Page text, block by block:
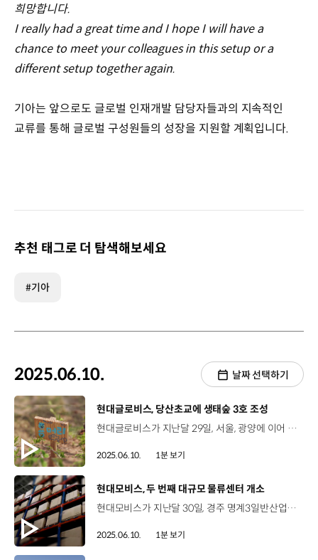
희망합니다.
I really had a great time and I hope I will have a
chance to meet your colleagues in this setup or a
different setup together again.
기아는 앞으로도 글로벌 인재개발 담당자들과의 지속적인
교류를 통해 글로벌 구성원들의 성장을 지원할 계획입니다.
추천 태그로 더 탐색해보세요
#기아
2025.06.10. 날짜 선택하기
[동영상]
현대글로비스, 당산초교에 생태숲 3호 조성
현대글로비스가 지난달 29일, 서울, 광양에 이어 충남 당진 사업장 인근 초등학교에 세 번째 ‘현대글로비스 생태숲’을 조성했습니다. 학교 생태숲은 지역사회와 함께하고, 생물 다양성을 보전하기 위한 사회공헌활동의 일환인데요. 당진 영업소 직원 봉사단은 당산초등학교 학생들과 교내 유휴 부지에 우리나라 멸종위기종 및 자생식물과 탄소를 흡수하는 관목, 수목 등 50여 종의 식물을 심고, 기후변화 및 생물 다양성, 생태숲의 역할 등을 살피는 환경보호 교육도 함께 진행했습니다.
2025.06.10. 1분 보기
[동영상]
현대모비스, 두 번째 대규모 물류센터 개소
현대모비스가 지난달 30일, 경주 명계3일반산업단지에 영남 지역 3개의 물류 거점을 통합한 통합물류센터를 구축하고 개소식을 열었습니다. 영남물류센터는 영남 지역 270개 생산협력사로부터 부품을 공급받아, 152개 차종의 약 17만 5천 개 품목을 관리하는데요. 축구장 11개 규모의 물류 허브로 A/S 부품의 입고와 저장, 출고 작업을 자동화해 물류관리 효율성을 높이고, 전국에 신속하고 안정성 있게 부품을 공급합니다. 현대모비스는 향후, A/S 부품 공급의 안정성 확보를 위해 국내뿐만 아니라 해외에도 물류 거점을 지속 확대할 계획입니다.
2025.06.10. 1분 보기